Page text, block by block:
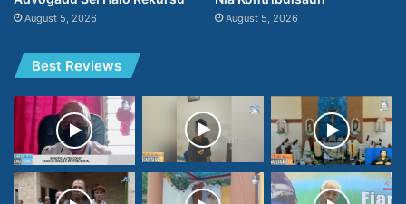
August 5, 2026 August 5, 2026
Best Reviews